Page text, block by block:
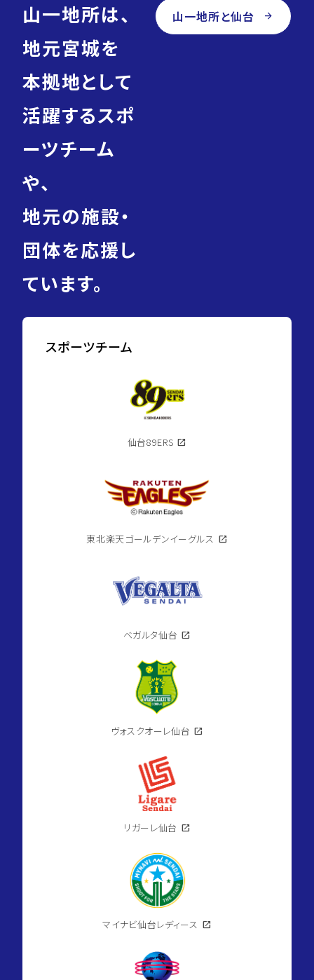
山一地所は、
地元宮城を
本拠地として
活躍するスポ
ーツチーム
や、
地元の施設・
団体を応援し
ています。
山一地所と仙台 arrow_forward
スポーツチーム
仙台89ERS open_in_new
東北楽天ゴールデンイーグルス open_in_new
ベガルタ仙台 open_in_new
ヴォスクオーレ仙台 open_in_new
リガーレ仙台 open_in_new
マイナビ仙台レディース open_in_new